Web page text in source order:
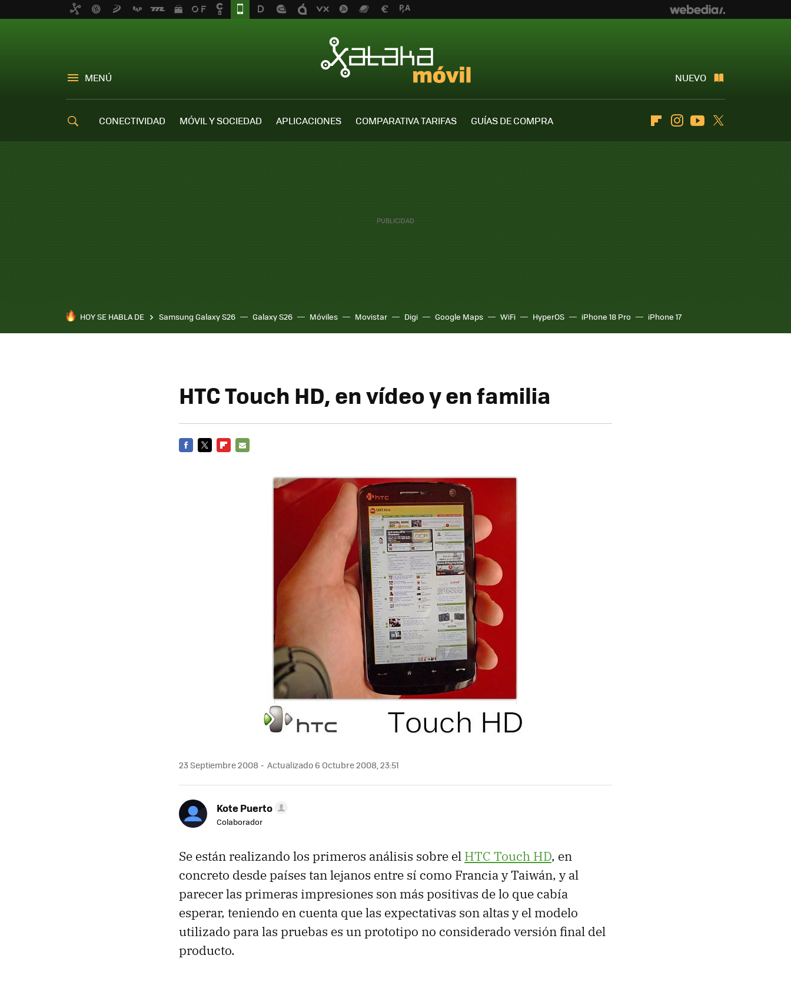
MENÚ NUEVO
CONECTIVIDAD MÓVIL Y SOCIEDAD APLICACIONES COMPARATIVA TARIFAS
GUÍAS DE COMPRA
FlipboardInstagramYoutube
HOY SE HABLA DE Samsung Galaxy S26 Galaxy S26 Móviles Movistar Digi Google Maps WiFi HyperOS iPhone 18 Pro iPhone 17
HTC Touch HD, en vídeo y en familia
23 Septiembre 2008 Actualizado 6 Octubre 2008, 23:51
Kote Puerto
Colaborador
Se están realizando los primeros análisis sobre el HTC Touch HD, en
concreto desde países tan lejanos entre sí como Francia y Taiwán, y al
parecer las primeras impresiones son más positivas de lo que cabía
esperar, teniendo en cuenta que las expectativas son altas y el modelo
utilizado para las pruebas es un prototipo no considerado versión final del
producto.